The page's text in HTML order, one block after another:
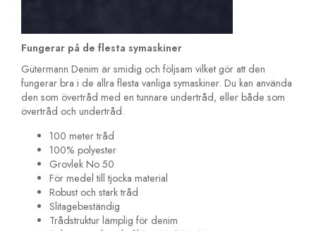
Fungerar på de flesta symaskiner
Gütermann Denim är smidig och följsam vilket gör att den
fungerar bra i de allra flesta vanliga symaskiner. Du kan använda
den som övertråd med en tunnare undertråd, eller både som
övertråd och undertråd.
100 meter tråd
100% polyester
Grovlek No 50
För medel till tjocka material
Robust och stark tråd
Slitagebeständig
Trådstruktur lämplig för denim